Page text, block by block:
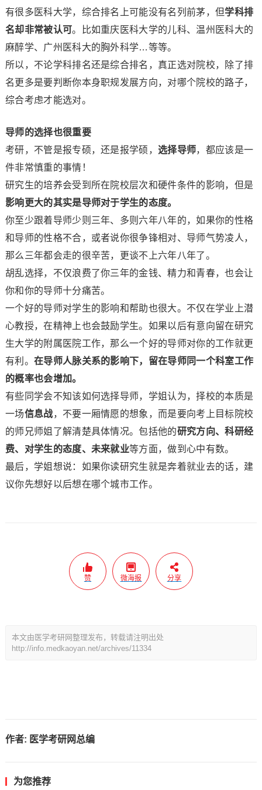
有很多医科大学，综合排名上可能没有名列前茅，但学科排
名却非常被认可。比如重庆医科大学的儿科、温州医科大的
麻醉学、广州医科大的胸外科学…等等。
所以，不论学科排名还是综合排名，真正选对院校，除了排
名更多是要判断你本身职规发展方向，对哪个院校的路子，
综合考虑才能选对。
导师的选择也很重要
考研，不管是报专硕，还是报学硕， 选择导师，都应该是一
件非常慎重的事情！
研究生的培养会受到所在院校层次和硬件条件的影响，但是
影响更大的其实是导师对于学生的态度。
你至少跟着导师少则三年、多则六年八年的，如果你的性格
和导师的性格不合，或者说你很争锋相对、导师气势凌人，
那么三年都会走的很辛苦，更谈不上六年八年了。
胡乱选择，不仅浪费了你三年的金钱、精力和青春，也会让
你和你的导师十分痛苦。
一个好的导师对学生的影响和帮助也很大。不仅在学业上潜
心教授，在精神上也会鼓励学生。如果以后有意向留在研究
生大学的附属医院工作，那么一个好的导师对你的工作就更
有利。 在导师人脉关系的影响下，留在导师同一个科室工作
的概率也会增加。
有些同学会不知该如何选择导师，学姐认为，择校的本质是
一场信息战，不要一厢情愿的想象，而是要向考上目标院校
的师兄师姐了解清楚具体情况。包括他的研究方向、科研经
费、对学生的态度、未来就业等方面，做到心中有数。
最后，学姐想说：如果你读研究生就是奔着就业去的话，建
议你先想好以后想在哪个城市工作。
赞 微海报 分享
本文由医学考研网整理发布，转载请注明出处
http://info.medkaoyan.net/archives/11334
作者: 医学考研网总编
为您推荐